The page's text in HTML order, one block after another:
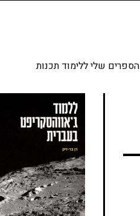
הספרים שלי ללימוד תכנות